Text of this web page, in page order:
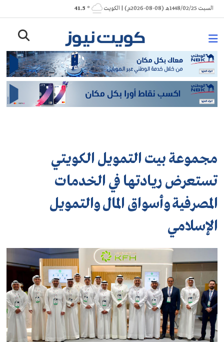
Skip
to
السبت 1448/02/25هـ (08-08-2026م) | الكويت ° 41.5
مجموعة بيت التمويل الكويتي
تستعرض ريادتها في الخدمات
المصرفية وأسواق المال والتمويل
الإسلامي